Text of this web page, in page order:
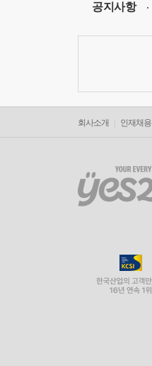
공지사항
회사소개 인재채용